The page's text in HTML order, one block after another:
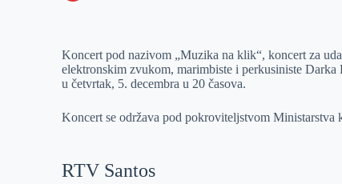
e
r
I
n
s
A
p
a
i
Koncert pod nazivom „Muzika na klik“, koncert za
elektronskim zvukom, marimbiste i perkusiniste
u četvrtak, 5. decembra u 20 časova.
Koncert se održava pod pokroviteljstvom
RTV Santos